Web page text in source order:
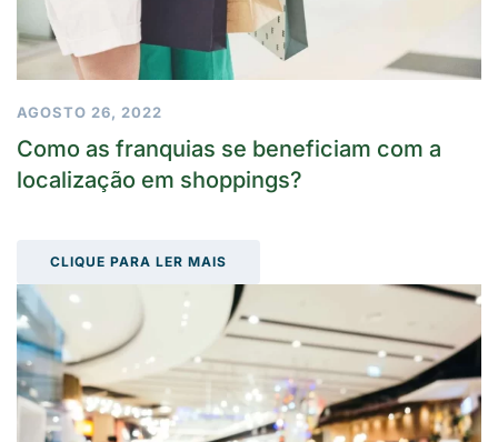
AGOSTO 26, 2022
Como as franquias se beneficiam com a
localização em shoppings?
CLIQUE PARA LER MAIS